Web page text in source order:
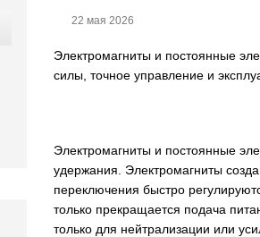
22 мая 2026
Электромагниты и постоянные
силы, точное управление и
Электромагниты и постоянные
удержания. Электромагниты
переключения быстро
только прекращается подача
только для нейтрализации или